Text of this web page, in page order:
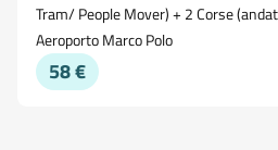
Tram/ People Mover) + 2 Corse
Aeroporto Marco Polo
58 €